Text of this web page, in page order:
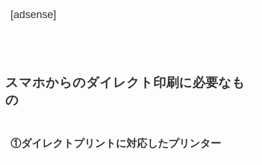
[adsense]
スマホからのダイレクト印刷に必要なも
の
①ダイレクトプリントに対応したプリンター